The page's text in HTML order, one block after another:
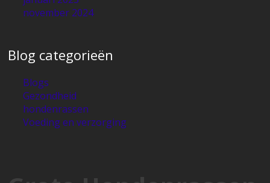
november 2024
Blog categorieën
Blogs
Gezondheid
hondenrassen
Voeding en verzorging